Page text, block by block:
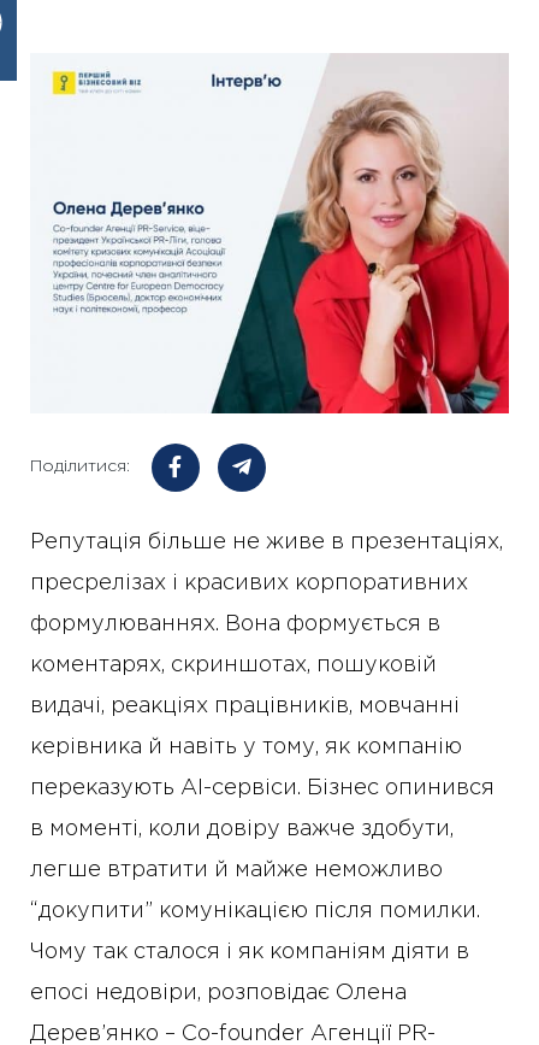
Поділитися:
Репутація більше не живе в презентаціях,
пресрелізах і красивих корпоративних
формулюваннях. Вона формується в
коментарях, скриншотах, пошуковій
видачі, реакціях працівників, мовчанні
керівника й навіть у тому, як компанію
переказують AI-сервіси. Бізнес опинився
в моменті, коли довіру важче здобути,
легше втратити й майже неможливо
“докупити” комунікацією після помилки.
Чому так сталося і як компаніям діяти в
епосі недовіри, розповідає Олена
Дерев’янко – Co-founder Агенції PR-